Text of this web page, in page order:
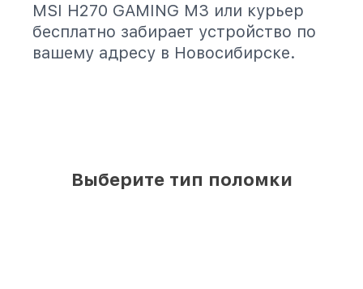
MSI H270 GAMING M3 или курьер
бесплатно забирает устройство по
вашему адресу в Новосибирске.
Выберите тип поломки